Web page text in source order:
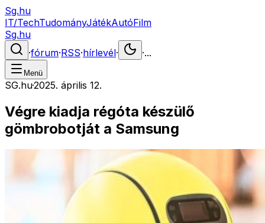
Sg.hu
IT/TechTudományJátékAutóFilm
Sg.hu
·fórum·RSS·hírlevél· ·...
Menü
SG.hu·2025. április 12.
Végre kiadja régóta készülő
gömbrobotját a Samsung